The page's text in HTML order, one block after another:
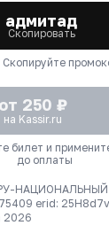
адмитад
Скопировать
Скопируйте
от 250 ₽
на Kassir.ru
билет и
до оплаты
erid:
2026